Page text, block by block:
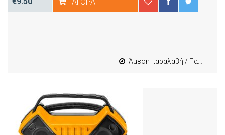
Άμεση παραλαβή / Παράδοση 1-3 εργασιμες